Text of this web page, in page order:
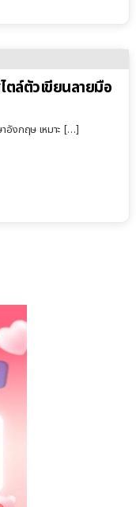
ล์ตัวเขียนลายมือ
อังกฤษ เหมาะ […]